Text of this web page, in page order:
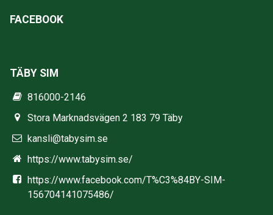
FACEBOOK
TÄBY SIM
816000-2146
Stora Marknadsvägen 2 183 79 Täby
kansli@tabysim.se
https://www.tabysim.se/
https://www.facebook.com/T%C3%84BY-SIM-
156704141075486/